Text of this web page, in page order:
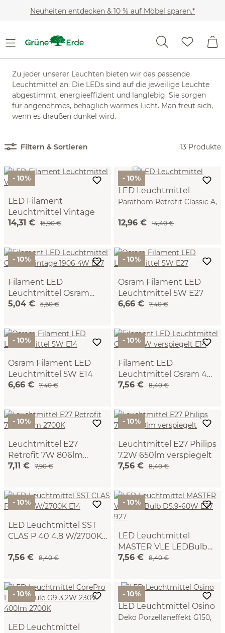
Zum Hauptinhalt springen
Neuheiten entdecken & 10 % auf Möbel sparen.*
Leuchtmittel
Zu jeder unserer Leuchten bieten wir das passende
Leuchtmittel an: Die LEDs sind auf die jeweilige Leuchte
abgestimmt, energieeffizient und langlebig. Sie sorgen
für angenehmes, behaglich warmes Licht. Man freut sich,
wenn es draußen dunkel wird.
Filtern & Sortieren 13 Produkte
- 10%
LED Filament
Leuchtmittel Vintage
1906 Globe 7W E27 710 lm,
14,31 € 15,90 €
- 10%
LED Leuchtmittel
Parathom Retrofit Classic A,
2700 K
12,96 € 14,40 €
- 10%
Filament LED
Leuchtmittel Osram
Vintage 1906 4W E27
5,04 € 5,60 €
- 10%
Osram Filament LED
Leuchtmittel 5W E27
6,66 €
7,40 €
- 10%
Osram Filament LED
Leuchtmittel 5W E14
6,66 €
7,40 €
- 10%
Filament LED
Leuchtmittel Osram 4W
verspiegelt E14
7,56 € 8,40 €
- 10%
Leuchtmittel E27
Retrofit 7W 806lm
2700K
7,11 € 7,90 €
- 10%
Leuchtmittel E27 Philips
7.2W 650lm verspiegelt
7,56 €
8,40 €
- 10%
LED Leuchtmittel SST
CLAS P 40 4.8 W/2700K
7,56 € 8,40 €
- 10%
LED Leuchtmittel
MASTER VLE LEDBulb
D5.9-60W E27 927
806 lm
7,56 € 8,40 €
- 10%
LED Leuchtmittel
- 10%
LED Leuchtmittel Osino
Deko Porzellaneffekt G150,